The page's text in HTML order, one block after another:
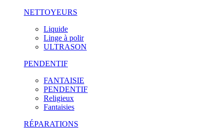
NETTOYEURS
Liquide
Linge à polir
ULTRASON
PENDENTIF
FANTAISIE
PENDENTIF
Religieux
Fantaisies
RÉPARATIONS